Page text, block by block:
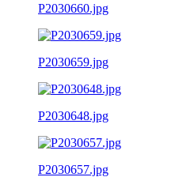
P2030660.jpg
P2030659.jpg
P2030648.jpg
P2030657.jpg